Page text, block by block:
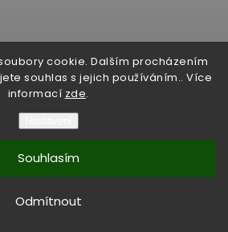
cookie. Dalším procházením
souhlas s jejich používáním.. Více
informací zde.
Odmítnout
Souhlasím